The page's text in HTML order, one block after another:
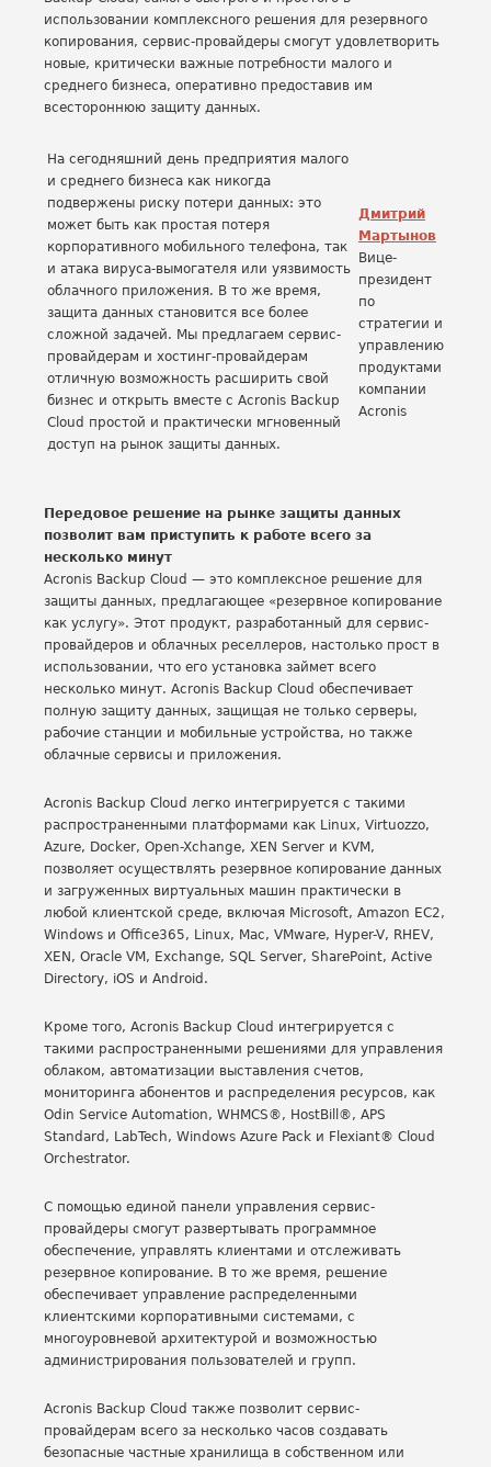
использовании комплексного решения для резервного
копирования, сервис-провайдеры смогут удовлетворить
новые, критически важные потребности малого и
среднего бизнеса, оперативно предоставив им
всестороннюю защиту данных.
На сегодняшний день предприятия малого
и среднего бизнеса как никогда
подвержены риску потери данных: это
может быть как простая потеря
корпоративного мобильного телефона, так
и атака вируса-вымогателя или уязвимость
облачного приложения. В то же время,
защита данных становится все более
сложной задачей. Мы предлагаем сервис-
провайдерам и хостинг-провайдерам
отличную возможность расширить свой
бизнес и открыть вместе с Acronis Backup
Cloud простой и практически мгновенный
доступ на рынок защиты данных.
Дмитрий
Мартынов
Вице-
президент
по
стратегии и
управлению
продуктами
компании
Acronis
Передовое решение на рынке защиты данных
позволит вам приступить к работе всего за
несколько минут
Acronis Backup Cloud — это комплексное решение для
защиты данных, предлагающее «резервное копирование
как услугу». Этот продукт, разработанный для сервис-
провайдеров и облачных реселлеров, настолько прост в
использовании, что его установка займет всего
несколько минут. Acronis Backup Cloud обеспечивает
полную защиту данных, защищая не только серверы,
рабочие станции и мобильные устройства, но также
облачные сервисы и приложения.
Acronis Backup Cloud легко интегрируется с такими
распространенными платформами как Linux, Virtuozzo,
Azure, Docker, Open-Xchange, XEN Server и KVM,
позволяет осуществлять резервное копирование данных
и загруженных виртуальных машин практически в
любой клиентской среде, включая Microsoft, Amazon EC2,
Windows и Office365, Linux, Mac, VMware, Hyper-V, RHEV,
XEN, Oracle VM, Exchange, SQL Server, SharePoint, Active
Directory, iOS и Android.
Кроме того, Acronis Backup Cloud интегрируется с
такими распространенными решениями для управления
облаком, автоматизации выставления счетов,
мониторинга абонентов и распределения ресурсов, как
Odin Service Automation, WHMCS®, HostBill®, APS
Standard, LabTech, Windows Azure Pack и Flexiant® Cloud
Orchestrator.
С помощью единой панели управления сервис-
провайдеры смогут развертывать программное
обеспечение, управлять клиентами и отслеживать
резервное копирование. В то же время, решение
обеспечивает управление распределенными
клиентскими корпоративными системами, с
многоуровневой архитектурой и возможностью
администрирования пользователей и групп.
Acronis Backup Cloud также позволит сервис-
провайдерам всего за несколько часов создавать
безопасные частные хранилища в собственном или